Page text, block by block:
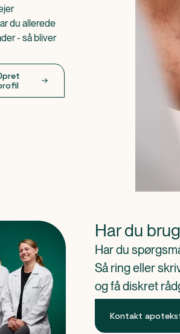
du allerede
- så bliver
Har du
Har du
Så ring eller
og få diskret
Kontakt